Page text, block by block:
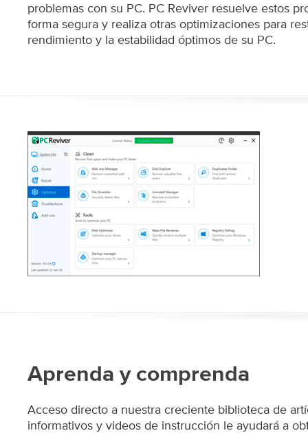
problemas con su PC. PC Reviver resuelve estos
forma segura y realiza otras optimizaciones para
rendimiento y la estabilidad óptimos de su PC.
Aprenda y comprenda
Acceso directo a nuestra creciente biblioteca de
informativos y videos de instrucción le ayudará a